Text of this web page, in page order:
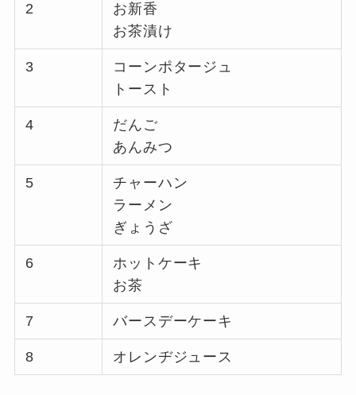
2
お新香
お茶漬け
3
コーンポタージュ
トースト
4
だんご
あんみつ
5
チャーハン
ラーメン
ぎょうざ
6
ホットケーキ
お茶
7 バースデーケーキ
8 オレンヂジュース